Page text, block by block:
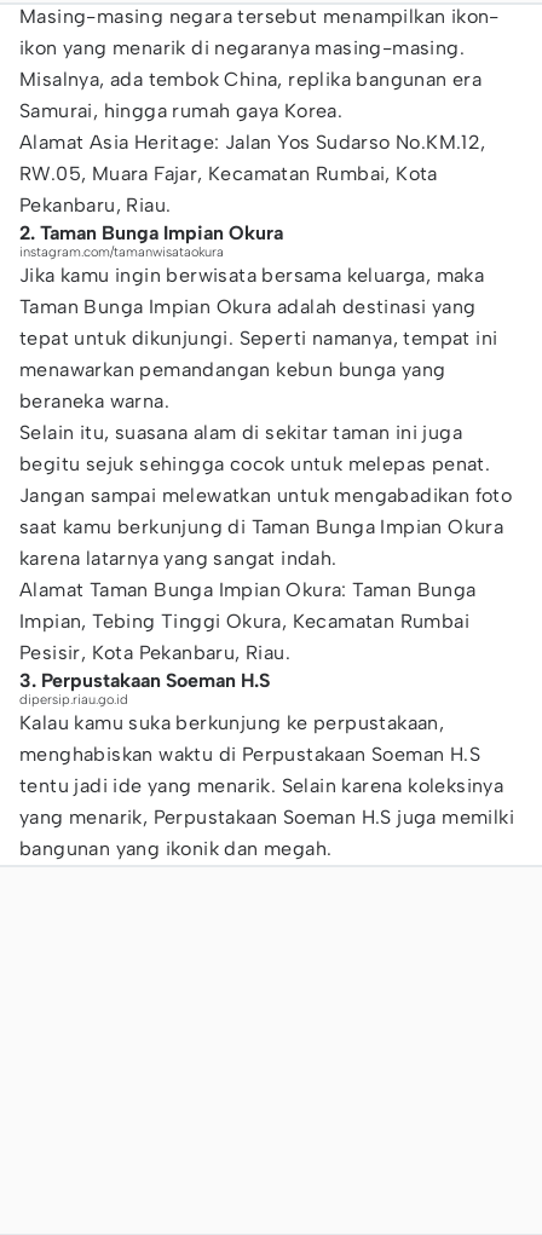
Masing-masing negara tersebut menampilkan ikon-
ikon yang menarik di negaranya masing-masing.
Misalnya, ada tembok China, replika bangunan era
Samurai, hingga rumah gaya Korea.
Alamat Asia Heritage: Jalan Yos Sudarso No.KM.12,
RW.05, Muara Fajar, Kecamatan Rumbai, Kota
Pekanbaru, Riau.
2. Taman Bunga Impian Okura
instagram.com/tamanwisataokura
Jika kamu ingin berwisata bersama keluarga, maka
Taman Bunga Impian Okura adalah destinasi yang
tepat untuk dikunjungi. Seperti namanya, tempat ini
menawarkan pemandangan kebun bunga yang
beraneka warna.
Selain itu, suasana alam di sekitar taman ini juga
begitu sejuk sehingga cocok untuk melepas penat.
Jangan sampai melewatkan untuk mengabadikan foto
saat kamu berkunjung di Taman Bunga Impian Okura
karena latarnya yang sangat indah.
Alamat Taman Bunga Impian Okura: Taman Bunga
Impian, Tebing Tinggi Okura, Kecamatan Rumbai
Pesisir, Kota Pekanbaru, Riau.
3. Perpustakaan Soeman H.S
dipersip.riau.go.id
Kalau kamu suka berkunjung ke perpustakaan,
menghabiskan waktu di Perpustakaan Soeman H.S
tentu jadi ide yang menarik. Selain karena koleksinya
yang menarik, Perpustakaan Soeman H.S juga memilki
bangunan yang ikonik dan megah.